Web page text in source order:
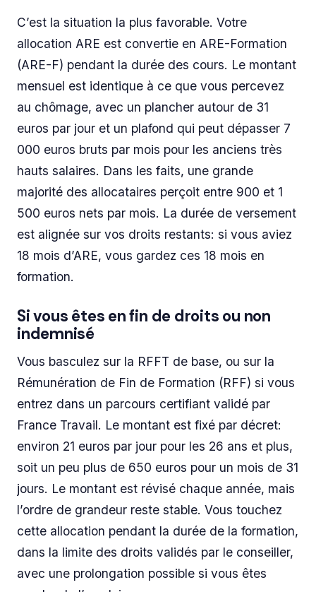
C’est la situation la plus favorable. Votre
allocation ARE est convertie en ARE-Formation
(ARE-F) pendant la durée des cours. Le montant
mensuel est identique à ce que vous percevez
au chômage, avec un plancher autour de 31
euros par jour et un plafond qui peut dépasser 7
000 euros bruts par mois pour les anciens très
hauts salaires. Dans les faits, une grande
majorité des allocataires perçoit entre 900 et 1
500 euros nets par mois. La durée de versement
est alignée sur vos droits restants: si vous aviez
18 mois d’ARE, vous gardez ces 18 mois en
formation.
Si vous êtes en fin de droits ou non
indemnisé
Vous basculez sur la RFFT de base, ou sur la
Rémunération de Fin de Formation (RFF) si vous
entrez dans un parcours certifiant validé par
France Travail. Le montant est fixé par décret:
environ 21 euros par jour pour les 26 ans et plus,
soit un peu plus de 650 euros pour un mois de 31
jours. Le montant est révisé chaque année, mais
l’ordre de grandeur reste stable. Vous touchez
cette allocation pendant la durée de la formation,
dans la limite des droits validés par le conseiller,
avec une prolongation possible si vous êtes